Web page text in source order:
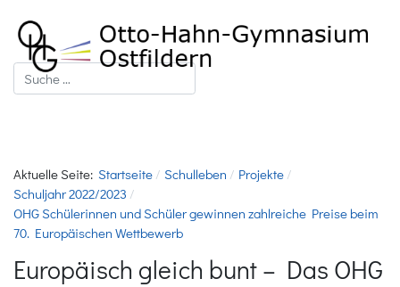
Suchen
Aktuelle Seite: Startseite Schulleben
Projekte
Schuljahr 2022/2023
OHG Schülerinnen und Schüler gewinnen zahlreiche Preise beim
70. Europäischen Wettbewerb
Europäisch gleich bunt – Das OHG